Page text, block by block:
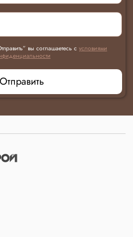
вы соглашаетесь с условиями
Отправить